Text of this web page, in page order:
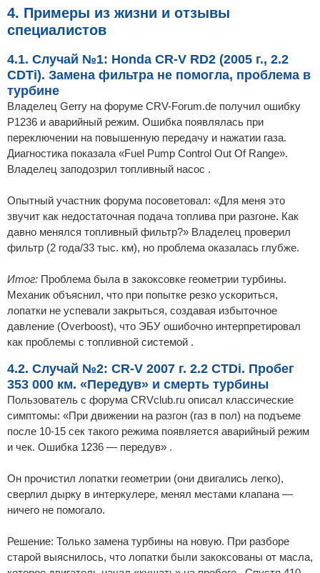
4. Примеры из жизни и отзывы
специалистов
4.1. Случай №1: Honda CR-V RD2 (2005 г., 2.2
CDTi). Замена фильтра не помогла, проблема в
турбине
Владелец Gerry на форуме CRV-Forum.de получил ошибку
P1236 и аварийный режим. Ошибка появлялась при
переключении на повышенную передачу и нажатии газа.
Диагностика показала «Fuel Pump Control Out Of Range».
Владелец заподозрил топливный насос .
Опытный участник форума посоветовал: «Для меня это
звучит как недостаточная подача топлива при разгоне. Как
давно менялся топливный фильтр?» Владелец проверил
фильтр (2 года/33 тыс. км), но проблема оказалась глубже.
Итог: Проблема была в закоксовке геометрии турбины.
Механик объяснил, что при попытке резко ускориться,
лопатки не успевали закрыться, создавая избыточное
давление (Overboost), что ЭБУ ошибочно интерпретировал
как проблемы с топливной системой .
4.2. Случай №2: CR-V 2007 г. 2.2 CTDi. Пробег
353 000 км. «Передув» и смерть турбины
Пользователь с форума CRVclub.ru описал классические
симптомы: «При движении на разгон (газ в пол) на подъеме
после 10-15 сек такого режима появляется аварийный режим
и чек. Ошибка 1236 — передув» .
Он прочистил лопатки геометрии (они двигались легко),
сверлил дырку в интеркулере, менял местами клапана —
ничего не помогало.
Решение: Только замена турбины на новую. При разборе
старой выяснилось, что лопатки были закоксованы от масла,